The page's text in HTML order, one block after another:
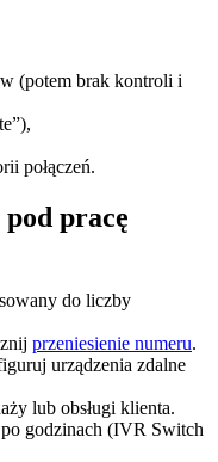
(potem brak kontroli i
połączeń.
pracę
do liczby
przeniesienie numeru.
urządzenia zdalne
lub obsługi klienta.
godzinach (IVR Switch